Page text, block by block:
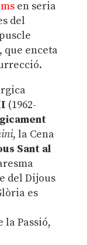
en seria
del
que enceta
(1962-
, la Cena
Sant al
del Dijous
es
la Passió,